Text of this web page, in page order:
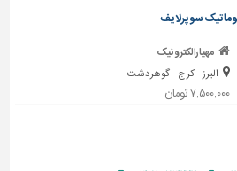
سوپرلایف
مهیارالکترونیک
البرز - کرج - گوهردشت
۷,۵۰۰,۰۰۰ تومان